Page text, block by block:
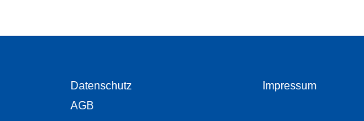
Datenschutz
Impressum
AGB